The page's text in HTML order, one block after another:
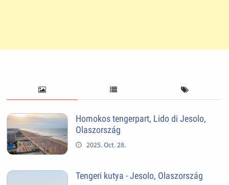
Homokos tengerpart, Lido di Jesolo,
Olaszország
2025. Oct. 28.
Tengeri kutya - Jesolo, Olaszország